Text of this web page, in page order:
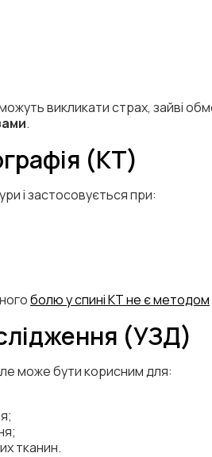
можуть викликати страх, зайві
.
(КТ)
і застосовується при:
болю у спині КТ не є методом
(УЗД)
може бути корисним для:
тканин.